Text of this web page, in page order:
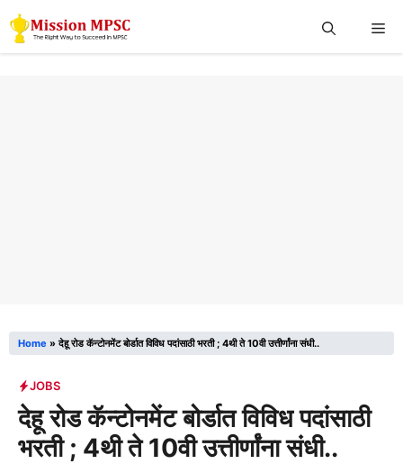
Skip
to
Home »देहू रोड कॅन्टोनमेंट बोर्डात विविध पदांसाठी भरती ; 4थी ते 10वी उत्तीर्णांना संधी..
JOBS
देहू रोड कॅन्टोनमेंट बोर्डात विविध पदांसाठी
भरती ; 4थी ते 10वी उत्तीर्णांना संधी..